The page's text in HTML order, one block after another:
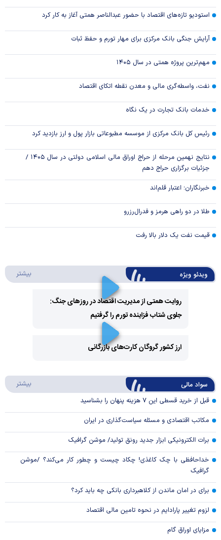
استودیو تازه‌های اقتصاد با حضور عبدالناصر همتی آغاز به کار کرد
آرایش جنگی بانک مرکزی برای مهار تورم و حفظ ثبات
مهم‌ترین پروژه همتی در سال ۱۴۰۵
نفت، واسطه‌گری مالی و معدن نقطه اتکای اقتصاد
خدمات بانک تجارت در یک نگاه
رئیس کل بانک مرکزی از موسسه مطبوعاتی بازار پول و ارز بازدید کرد
نتایج نهمین مرحله از حراج اوراق مالی اسلامی دولتی در سال ۱۴۰۵ /
جزئیات برگزاری حراج دهم
خبرنگاران؛ اعتبار قلم‌اند
طلا در دو راهی هرمز و فدرال‌رزرو
قیمت نفت یک دلار بالا رفت
ویدئو ویژه بیشتر
Play
Video
روایت همتی از مدیریت اقتصاد در روزهای جنگ:
جلوی شتاب فزاینده تورم را گرفتیم
Video
ارز کشور گروگان کارت‌های بازرگانی
سواد مالی بیشتر
قبل از خرید قسطی این ۷ هزینه پنهان را بشناسید
مکاتب اقتصادی و مسئله سیاست‌گذاری در ایران
برات الکترونیکی ابزار جدید رونق تولید/ موشن گرافیک
خداحافظی با چک کاغذی! چکاد چیست و چطور کار می‌کند؟ /موشن
گرافیک
برای در امان ماندن از کلاهبرداری بانکی چه باید کرد؟
لزوم تغییر پارادایم در نحوه تامین مالی اقتصاد
مزایای اوراق گام